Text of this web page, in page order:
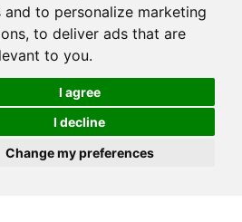
and to personalize marketing
, to deliver ads that are
to you.
I agree
I decline
Change my preferences
Iva: IT03479460739
| QuiVenditori.com -Agenti di